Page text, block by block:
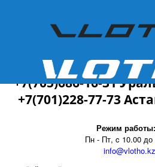
+7(701)228-77-73
+7(705)686-16-31
+7(701)228-77-73
Режим работы:
Пн - Пт, c 10.00 до
info@vlotho.kz